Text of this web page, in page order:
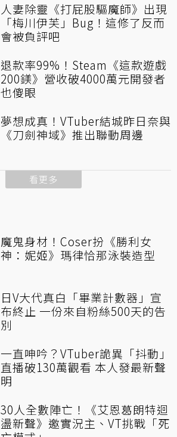
人妻除靈《打屁股驅魔師》出現
「梅川伊芙」Bug！這修了反而
會被負評吧
退款率99%！Steam《這款遊戲
200鎂》營收破4000萬元開發者
也傻眼
夢想成真！VTuber結城昨日奈與
《刀劍神域》推出聯動周邊
看更多
魔鬼身材！Coser扮《勝利女
神：妮姬》瑪律恰那泳裝造型
日V大代真白「畢業計數器」宣
布終止 一份來自粉絲500天的告
別
一直呻吟？VTuber詭異「抖動」
直播破130萬觀看 本人發最新聲
明
30人全數陣亡！《艾恩葛朗特迴
盪新聲》邀實況主、VT挑戰「死